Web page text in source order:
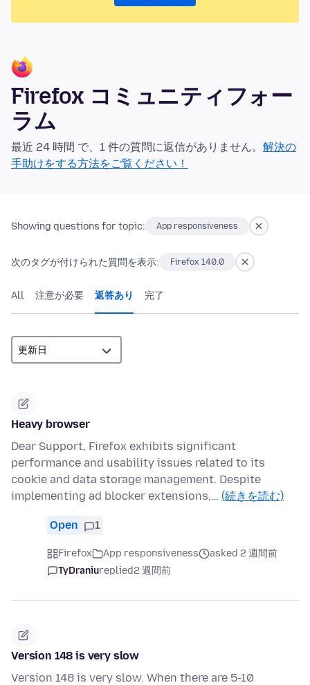
Firefox コミュニティフォー
ラム
最近 24 時間 で、1 件の質問に返信がありません。 解決の
手助けをする方法をご覧ください！
Showing questions for topic: App responsiveness
次のタグが付けられた質問を表示: Firefox 140.0
All 注意が必要 返答あり 完了
Heavy browser
Dear Support, Firefox exhibits significant
performance and usability issues related to its
cookie and data storage management. Despite
implementing ad blocker extensions,… (続きを読む)
Open 1
Firefox App responsiveness
asked 2 週間前
TyDraniureplied2 週間前
Version 148 is very slow
Version 148 is very slow. When there are 5-10